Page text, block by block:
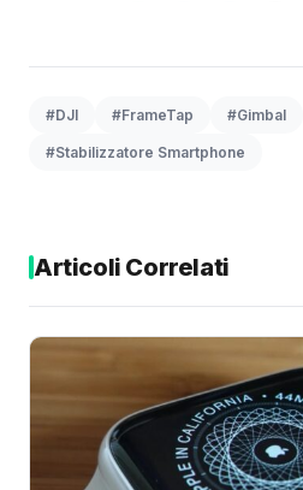
#DJI #FrameTap #Gimbal
#Stabilizzatore Smartphone
Articoli Correlati